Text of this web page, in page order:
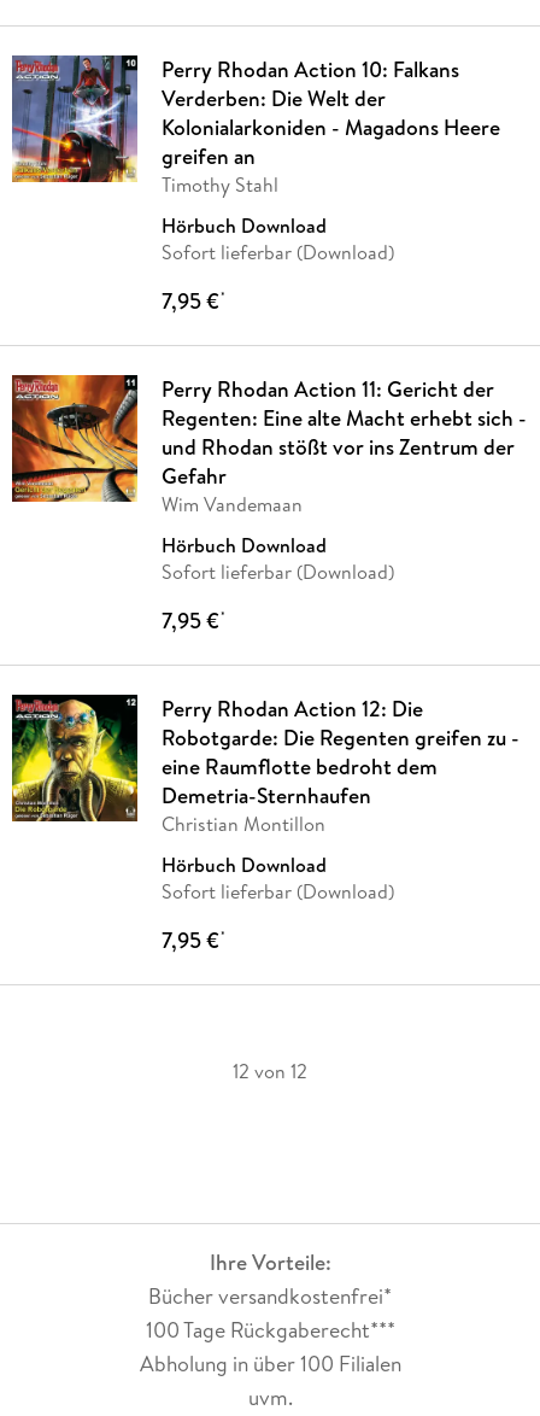
Perry Rhodan Action 10: Falkans
Verderben: Die Welt der
Kolonialarkoniden - Magadons Heere
greifen an
Timothy Stahl
Hörbuch Download
Sofort lieferbar (Download)
7,95 €*
Perry Rhodan Action 11: Gericht der
Regenten: Eine alte Macht erhebt sich -
und Rhodan stößt vor ins Zentrum der
Gefahr
Wim Vandemaan
Hörbuch Download
Sofort lieferbar (Download)
7,95 €*
Perry Rhodan Action 12: Die
Robotgarde: Die Regenten greifen zu -
eine Raumflotte bedroht dem
Demetria-Sternhaufen
Christian Montillon
Hörbuch Download
Sofort lieferbar (Download)
7,95 €*
12 von 12
Ihre Vorteile:
Bücher versandkostenfrei*
100 Tage Rückgaberecht***
Abholung in über 100 Filialen
uvm.